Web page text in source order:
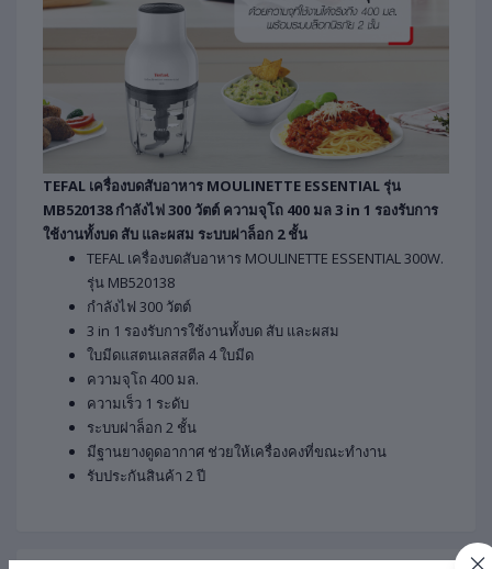
TEFAL เครื่องบดสับอาหาร MOULINETTE ESSENTIAL รุ่น
MB520138 กำลังไฟ 300 วัตต์ ความจุโถ 400 มล 3 in 1 รองรับการ
ใช้งานทั้งบด สับ และผสม ระบบฝาล็อก 2 ชั้น
TEFAL เครื่องบดสับอาหาร MOULINETTE ESSENTIAL 300W.
รุ่น MB520138
กำลังไฟ 300 วัตต์
3 in 1 รองรับการใช้งานทั้งบด สับ และผสม
ใบมีดแสตนเลสสตีล 4 ใบมีด
ความจุโถ 400 มล.
ความเร็ว 1 ระดับ
ระบบฝาล็อก 2 ชั้น
มีฐานยางดูดอากาศ ช่วยให้เครื่องคงที่ขณะทำงาน
รับประกันสินค้า 2 ปี